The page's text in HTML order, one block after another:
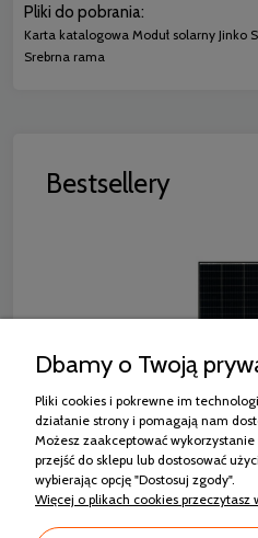
Pliki do pobrania:
Karta katalogowa Moduł solarny Jinko
Srebrna rama
Bestsellery
RISEN RSM130-8-440M
CZARNA RAMA
Dbamy o Twoją
Pliki cookies i pokrewne im
działanie strony i pomagają nam
Możesz zaakceptować
przejść do sklepu lub dostosować
wybierając opcję "Dostosuj zgody".
Więcej o plikach cookies przeczytasz